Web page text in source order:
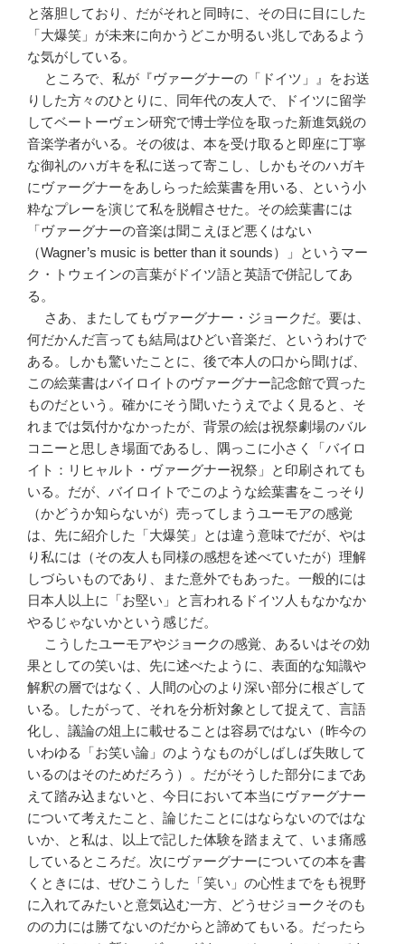
と落胆しており、だがそれと同時に、その日に目にした
「大爆笑」が未来に向かうどこか明るい兆しであるよう
な気がしている。
ところで、私が『ヴァーグナーの「ドイツ」』をお送
りした方々のひとりに、同年代の友人で、ドイツに留学
してベートーヴェン研究で博士学位を取った新進気鋭の
音楽学者がいる。その彼は、本を受け取ると即座に丁寧
な御礼のハガキを私に送って寄こし、しかもそのハガキ
にヴァーグナーをあしらった絵葉書を用いる、という小
粋なプレーを演じて私を脱帽させた。その絵葉書には
「ヴァーグナーの音楽は聞こえほど悪くはない
（Wagner’s music is better than it sounds）」というマー
ク・トウェインの言葉がドイツ語と英語で併記してあ
る。
さあ、またしてもヴァーグナー・ジョークだ。要は、
何だかんだ言っても結局はひどい音楽だ、というわけで
ある。しかも驚いたことに、後で本人の口から聞けば、
この絵葉書はバイロイトのヴァーグナー記念館で買った
ものだという。確かにそう聞いたうえでよく見ると、そ
れまでは気付かなかったが、背景の絵は祝祭劇場のバル
コニーと思しき場面であるし、隅っこに小さく「バイロ
イト：リヒャルト・ヴァーグナー祝祭」と印刷されても
いる。だが、バイロイトでこのような絵葉書をこっそり
（かどうか知らないが）売ってしまうユーモアの感覚
は、先に紹介した「大爆笑」とは違う意味でだが、やは
り私には（その友人も同様の感想を述べていたが）理解
しづらいものであり、また意外でもあった。一般的には
日本人以上に「お堅い」と言われるドイツ人もなかなか
やるじゃないかという感じだ。
こうしたユーモアやジョークの感覚、あるいはその効
果としての笑いは、先に述べたように、表面的な知識や
解釈の層ではなく、人間の心のより深い部分に根ざして
いる。したがって、それを分析対象として捉えて、言語
化し、議論の俎上に載せることは容易ではない（昨今の
いわゆる「お笑い論」のようなものがしばしば失敗して
いるのはそのためだろう）。だがそうした部分にまであ
えて踏み込まないと、今日において本当にヴァーグナー
について考えたこと、論じたことにはならないのではな
いか、と私は、以上で記した体験を踏まえて、いま痛感
しているところだ。次にヴァーグナーについての本を書
くときには、ぜひこうした「笑い」の心性までをも視野
に入れてみたいと意気込む一方、どうせジョークそのも
のの力には勝てないのだからと諦めてもいる。だったら